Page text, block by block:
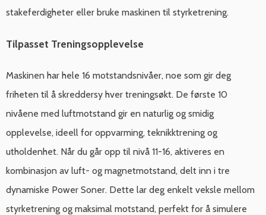
stakeferdigheter eller bruke maskinen til styrketrening.
Tilpasset Treningsopplevelse
Maskinen har hele 16 motstandsnivåer, noe som gir deg
friheten til å skreddersy hver treningsøkt. De første 10
nivåene med luftmotstand gir en naturlig og smidig
opplevelse, ideell for oppvarming, teknikktrening og
utholdenhet. Når du går opp til nivå 11-16, aktiveres en
kombinasjon av luft- og magnetmotstand, delt inn i tre
dynamiske Power Soner. Dette lar deg enkelt veksle mellom
styrketrening og maksimal motstand, perfekt for å simulere